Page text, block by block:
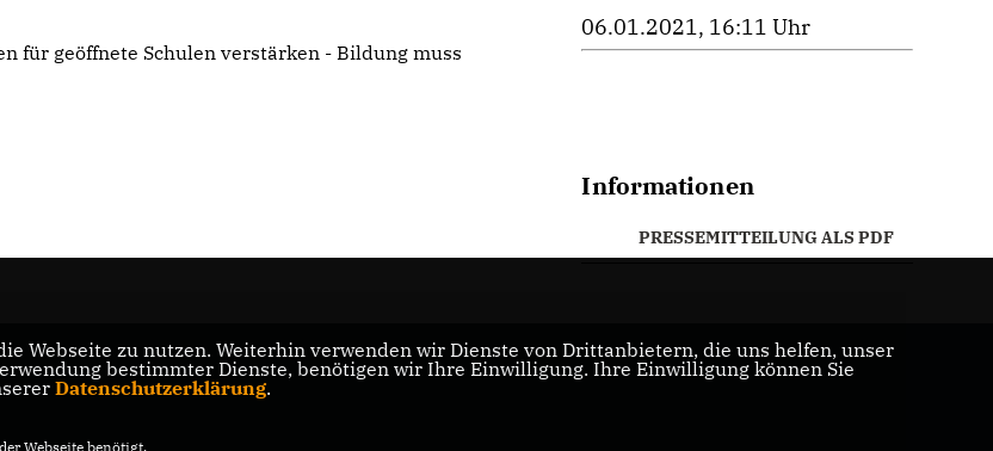
für geöffnete Schulen verstärken - Bildung muss
06.01.2021, 16:11 Uhr
Informationen
PRESSEMITTEILUNG ALS PDF
Webseite zu nutzen. Weiterhin verwenden wir Dienste von Drittanbietern, die uns helfen, unser
bestimmter Dienste, benötigen wir Ihre Einwilligung. Ihre Einwilligung können Sie
Datenschutzerklärung.
Webseite benötigt.